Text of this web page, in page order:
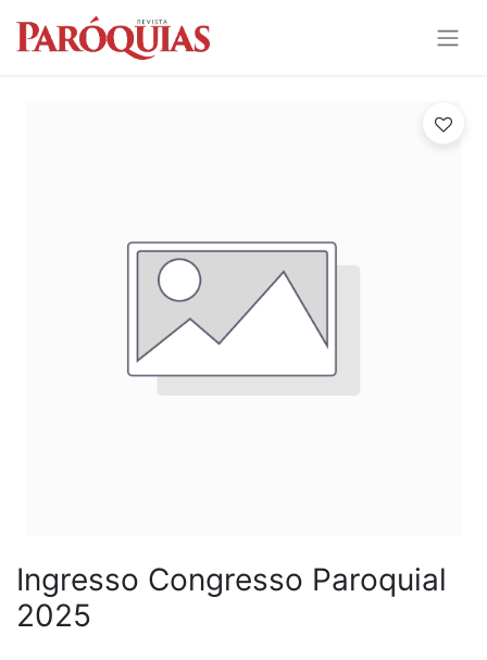
Ingresso Congresso Paroquial
2025